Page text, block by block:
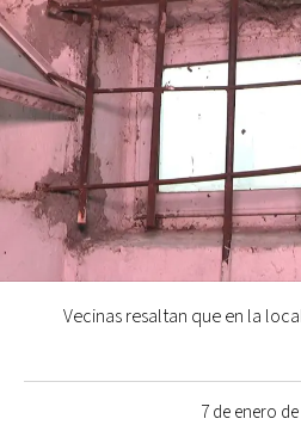
7 de enero de
Vecinas resaltan que en la